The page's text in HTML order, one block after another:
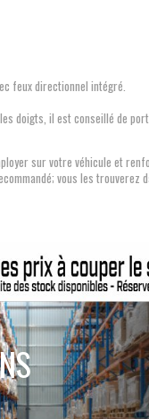
feux directionnel intégré.
doigts, il est conseillé de
sur votre véhicule et
vous les trouverez